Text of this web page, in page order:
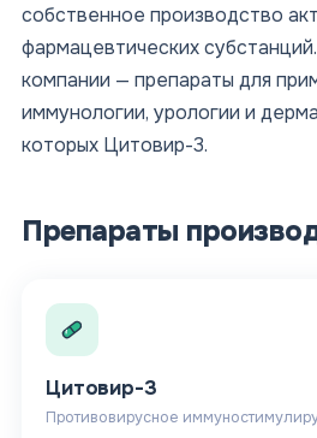
собственное производство
фармацевтических
компании — препараты для
иммунологии, урологии и
которых Цитовир-3.
Препараты
Цитовир-3
Противовирусное